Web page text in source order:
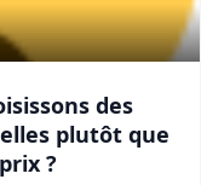
des
plutôt que
?